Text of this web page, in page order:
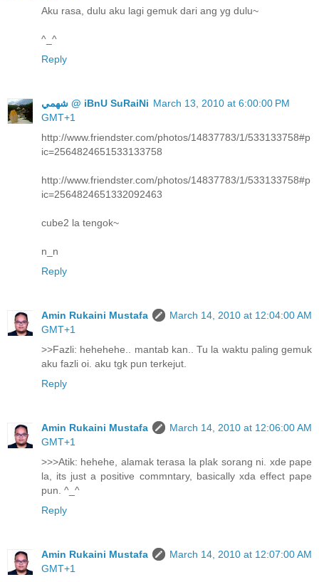
Aku rasa, dulu aku lagi gemuk dari ang yg dulu~
^_^
Reply
ﺷﻬﻤﻲ @ iBnU SuRaiNi March 13, 2010 at 6:00:00 PM
GMT+1
http://www.friendster.com/photos/14837783/1/533133758#p
ic=2564824651533133758
http://www.friendster.com/photos/14837783/1/533133758#p
ic=2564824651332092463
cube2 la tengok~
n_n
Reply
Amin Rukaini Mustafa
March 14, 2010 at 12:04:00 AM
GMT+1
>>Fazli: hehehehe.. mantab kan.. Tu la waktu paling gemuk
aku fazli oi. aku tgk pun terkejut.
Reply
Amin Rukaini Mustafa
March 14, 2010 at 12:06:00 AM
GMT+1
>>>Atik: hehehe, alamak terasa la plak sorang ni. xde pape
la, its just a positive commntary, basically xda effect pape
pun. ^_^
Reply
Amin Rukaini Mustafa
March 14, 2010 at 12:07:00 AM
GMT+1